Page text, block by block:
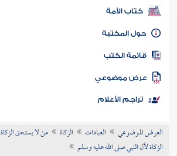
كتب PDF
كتاب الأمة
المكتبة
الكتب
موضوعي
تراجم الأعلام
العرض الموضوعي العبادات الزكاة
من لا يستحق الزكاة
الزكاة لآل النبي صلى الله عليه وسلم